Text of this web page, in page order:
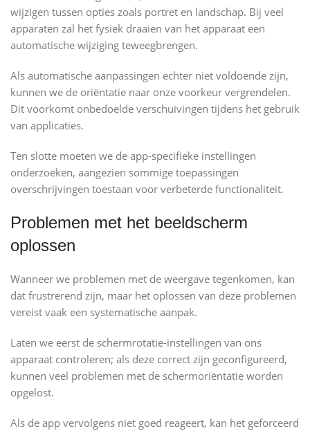
wijzigen tussen opties zoals portret en landschap. Bij veel
apparaten zal het fysiek draaien van het apparaat een
automatische wijziging teweegbrengen.
Als automatische aanpassingen echter niet voldoende zijn,
kunnen we de oriëntatie naar onze voorkeur vergrendelen.
Dit voorkomt onbedoelde verschuivingen tijdens het gebruik
van applicaties.
Ten slotte moeten we de app-specifieke instellingen
onderzoeken, aangezien sommige toepassingen
overschrijvingen toestaan voor verbeterde functionaliteit.
Problemen met het beeldscherm
oplossen
Wanneer we problemen met de weergave tegenkomen, kan
dat frustrerend zijn, maar het oplossen van deze problemen
vereist vaak een systematische aanpak.
Laten we eerst de schermrotatie-instellingen van ons
apparaat controleren; als deze correct zijn geconfigureerd,
kunnen veel problemen met de schermoriëntatie worden
opgelost.
Als de app vervolgens niet goed reageert, kan het geforceerd